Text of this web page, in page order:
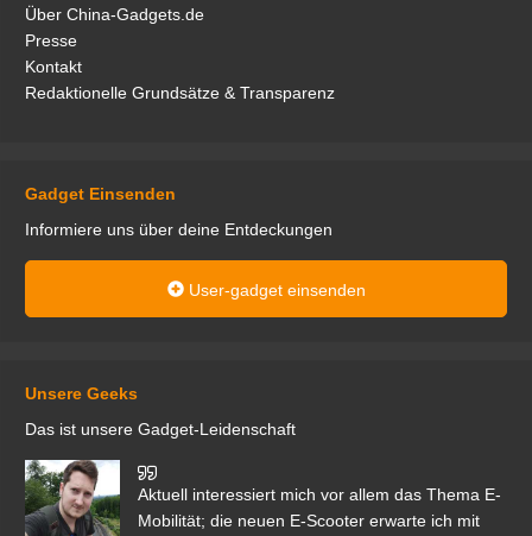
Über China-Gadgets.de
Presse
Kontakt
Redaktionelle Grundsätze & Transparenz
Gadget Einsenden
Informiere uns über deine Entdeckungen
User-gadget einsenden
Unsere Geeks
Das ist unsere Gadget-Leidenschaft
Aktuell interessiert mich vor allem das Thema E-
Mobilität; die neuen E-Scooter erwarte ich mit